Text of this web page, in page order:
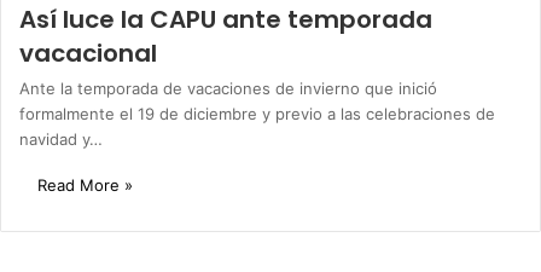
Así luce la CAPU ante temporada
vacacional
Ante la temporada de vacaciones de invierno que inició
formalmente el 19 de diciembre y previo a las celebraciones de
navidad y…
Read More »